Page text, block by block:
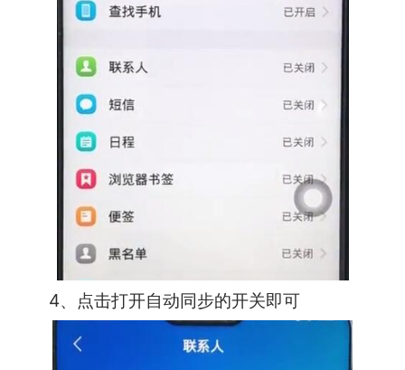
4、点击打开自动同步的开关即可